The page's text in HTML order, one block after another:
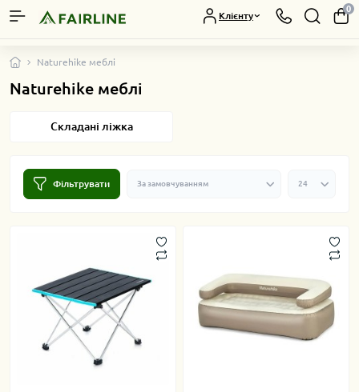
Клієнту
0
Naturehike меблі
Naturehike меблі
Складані ліжка
Фільтрувати